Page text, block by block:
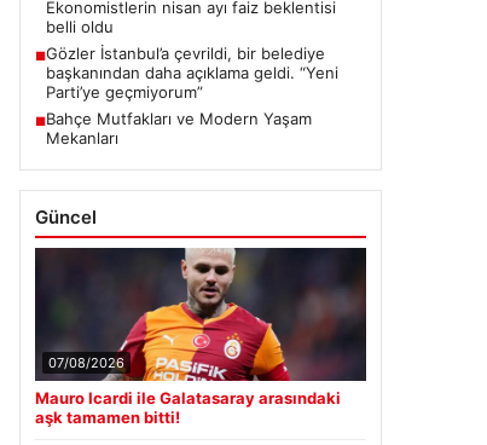
Ekonomistlerin nisan ayı faiz beklentisi
belli oldu
■Gözler İstanbul’a çevrildi, bir belediye
başkanından daha açıklama geldi. “Yeni
Parti’ye geçmiyorum”
■Bahçe Mutfakları ve Modern Yaşam
Mekanları
Güncel
07/08/2026
Mauro Icardi ile Galatasaray arasındaki
aşk tamamen bitti!